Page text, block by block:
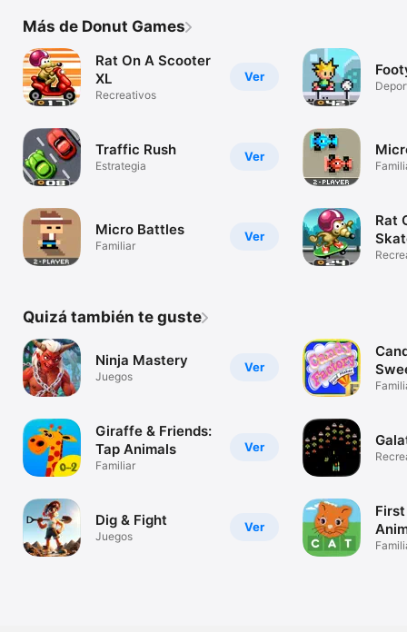
Más de Donut Games
Ver
Rat On A Scooter
XL
Recreativos
Ver
Traffic Rush
Estrategia
Ver
Micro Battles
Familiar
Rat
Quizá también te guste
Ver
Ninja Mastery
Juegos
Ver
Giraffe & Friends:
Tap Animals
Familiar
Ver
Dig & Fight
Juegos